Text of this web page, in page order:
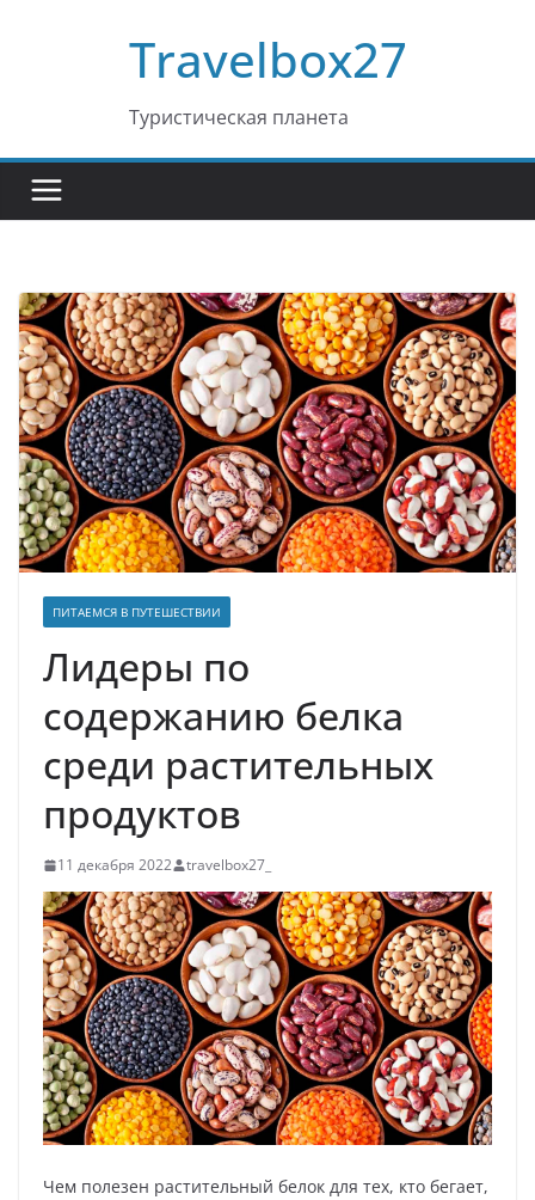
Travelbox27
Туристическая планета
ПИТАЕМСЯ В ПУТЕШЕСТВИИ
Лидеры по
содержанию белка
среди растительных
продуктов
11 декабря 2022 travelbox27_
Чем полезен растительный белок для тех, кто бегает,